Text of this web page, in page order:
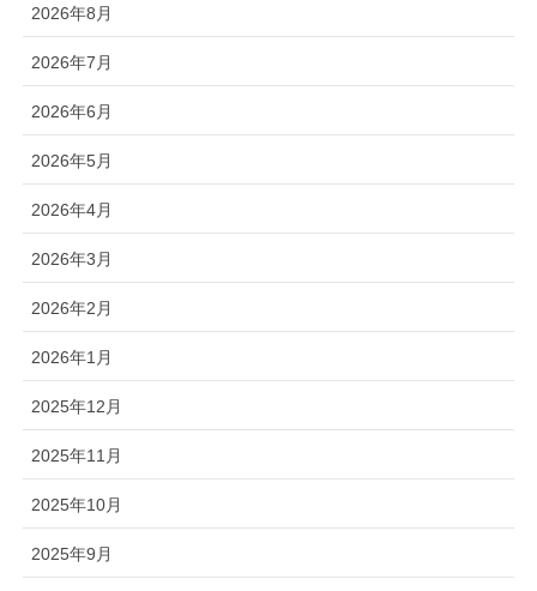
2026年8月
2026年7月
2026年6月
2026年5月
2026年4月
2026年3月
2026年2月
2026年1月
2025年12月
2025年11月
2025年10月
2025年9月